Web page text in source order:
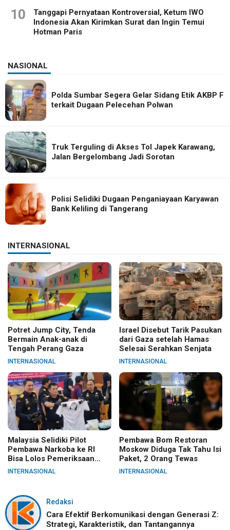
10
Tanggapi Pernyataan Kontroversial, Ketum IWO
Indonesia Akan Kirimkan Surat dan Ingin Temui
Hotman Paris
NASIONAL
Polda Sumbar Segera Gelar Sidang Etik AKBP F
terkait Dugaan Pelecehan Polwan
Truk Terguling di Akses Tol Japek Karawang,
Jalan Bergelombang Jadi Sorotan
Polisi Selidiki Dugaan Penganiayaan Karyawan
Bank Keliling di Tangerang
INTERNASIONAL
Potret Jump City, Tenda
Bermain Anak-anak di
Tengah Perang Gaza
INTERNASIONAL
Israel Disebut Tarik Pasukan
dari Gaza setelah Hamas
Selesai Serahkan Senjata
INTERNASIONAL
Malaysia Selidiki Pilot
Pembawa Narkoba ke RI
Bisa Lolos Pemeriksaan
KLIA
INTERNASIONAL
Pembawa Bom Restoran
Moskow Diduga Tak Tahu Isi
Paket, 2 Orang Tewas
INTERNASIONAL
Redaksi
Cara Efektif Berkomunikasi dengan Generasi Z:
Strategi, Karakteristik, dan Tantangannya